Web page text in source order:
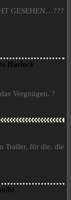
GESEHEN…???
Harlock
Vergnügen. ?
Trailer, für die, die